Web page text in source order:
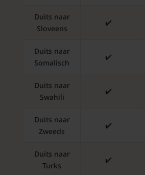
Duits naar
Sloveens
✔️
Duits naar
Somalisch
✔️
Duits naar
Swahili
✔️
Duits naar
Zweeds
✔️
Duits naar
Turks
✔️